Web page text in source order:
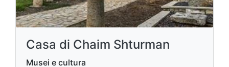
Casa di Chaim Shturman
Musei e cultura